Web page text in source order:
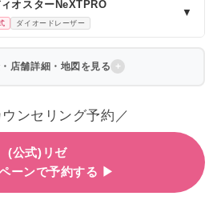
ィオスターNeXTPRO
ダイオードレーザー
▼
店舗詳細・地図を見る
ンセリング予約／
(公式)リゼ
ーンで予約する ▶